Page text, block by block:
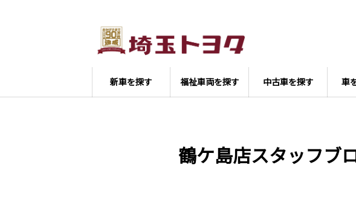
新車を探す 福祉車両を探す 中古車を探す 車
鶴ケ島店スタッフブ